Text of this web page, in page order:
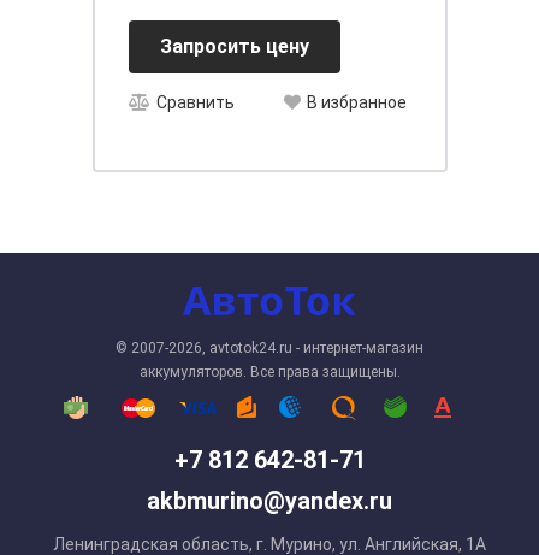
Запросить цену
Сравнить В избранное
+7 812 642-81-71
akbmurino@yandex.ru
Ленинградская область, г. Мурино, ул. Английская, 1А
© 2007-2026, avtotok24.ru - интернет-магазин
аккумуляторов. Все права защищены.